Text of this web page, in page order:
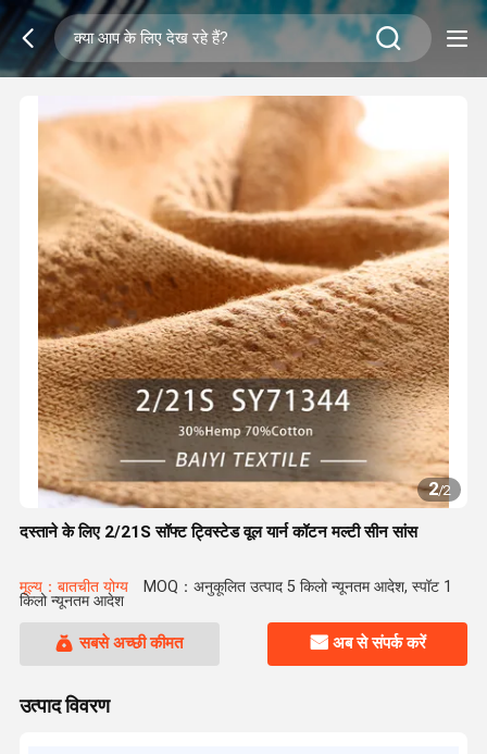
2/2
दस्ताने के लिए 2/21S सॉफ्ट ट्विस्टेड वूल यार्न कॉटन मल्टी सीन सांस
मूल्य：बातचीत योग्य MOQ：अनुकूलित उत्पाद 5 किलो न्यूनतम आदेश, स्पॉट 1
किलो न्यूनतम आदेश
सबसे अच्छी कीमत अब से संपर्क करें
उत्पाद विवरण